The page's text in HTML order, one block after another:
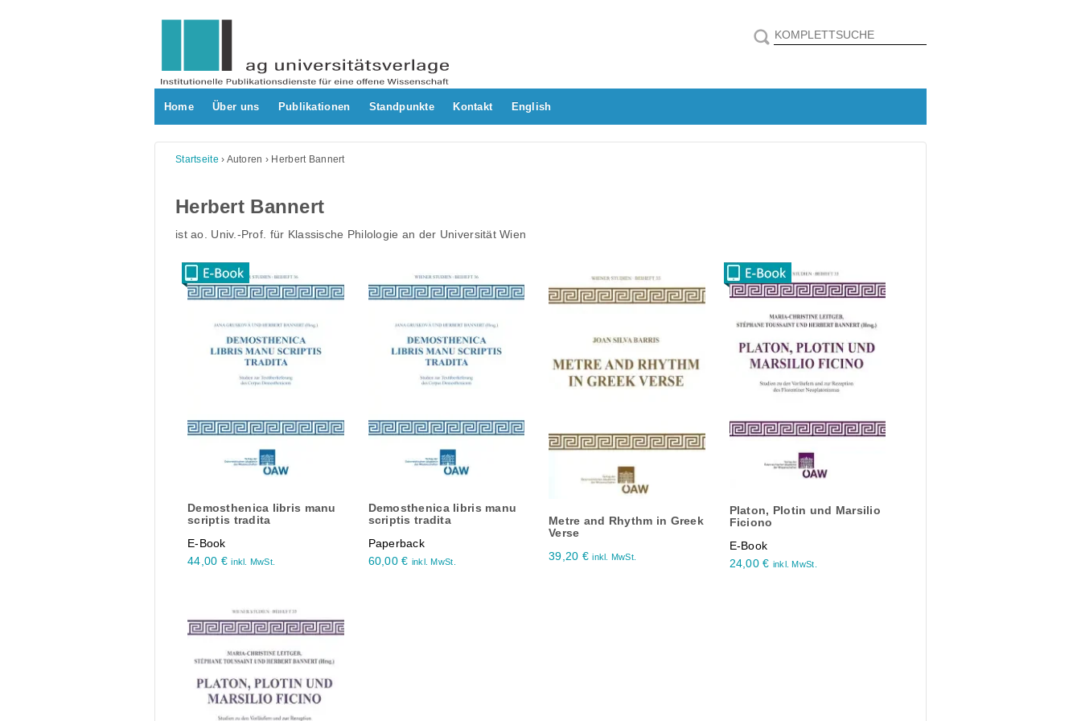
Home Über uns Publikationen Standpunkte Kontakt English
Startseite › Autoren › Herbert Bannert
Herbert Bannert
ist ao. Univ.-Prof. für Klassische Philologie an der Universität Wien
Demosthenica libris manu
scriptis tradita
E-Book
44,00 € inkl. MwSt.
Demosthenica libris manu
scriptis tradita
Paperback
60,00€ inkl. MwSt.
Metre and Rhythm in Greek
Verse
39,20 € inkl. MwSt.
Platon, Plotin und Marsilio
Ficiono
E-Book
24,00€ inkl. MwSt.